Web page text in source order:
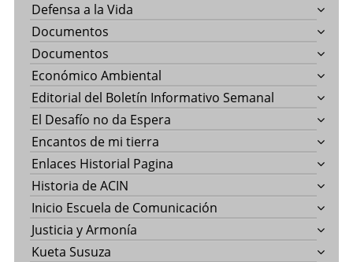
Defensa a la Vida
Documentos
Documentos
Económico Ambiental
Editorial del Boletín Informativo Semanal
El Desafío no da Espera
Encantos de mi tierra
Enlaces Historial Pagina
Historia de ACIN
Inicio Escuela de Comunicación
Justicia y Armonía
Kueta Susuza